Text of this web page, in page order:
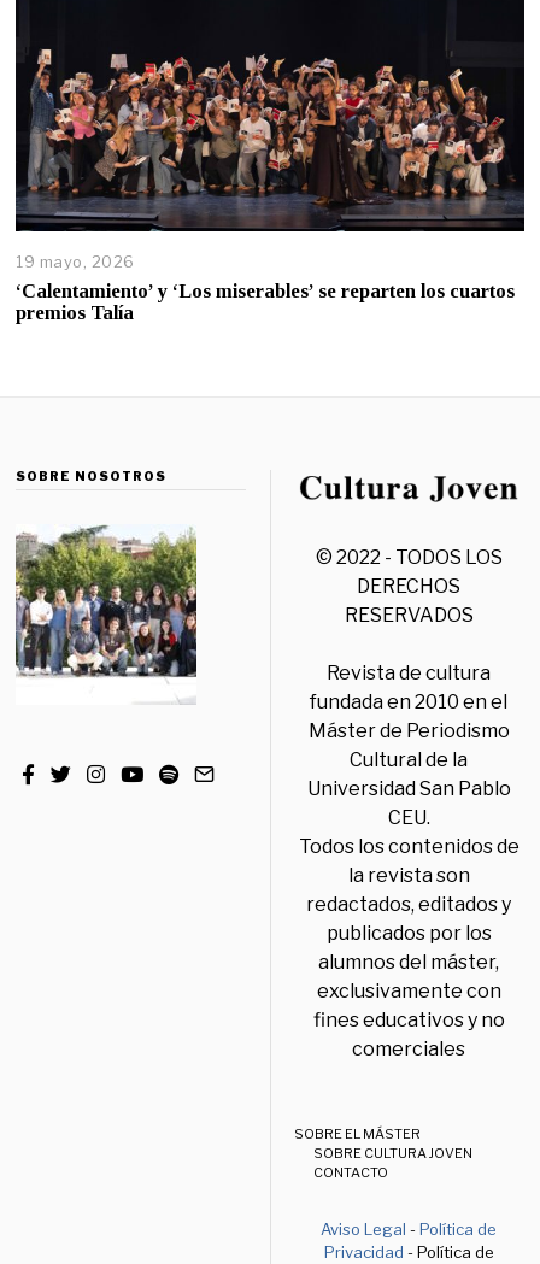
19 mayo, 2026
‘Calentamiento’ y ‘Los miserables’ se reparten los cuartos
premios Talía
SOBRE NOSOTROS
© 2022 - TODOS LOS
DERECHOS
RESERVADOS
Revista de cultura
fundada en 2010 en el
Máster de Periodismo
Cultural de la
Universidad San Pablo
CEU.
Todos los contenidos de
la revista son
redactados, editados y
publicados por los
alumnos del máster,
exclusivamente con
fines educativos y no
comerciales
SOBRE EL MÁSTER
SOBRE CULTURA JOVEN
CONTACTO
Aviso Legal -Política de
Privacidad - Política de